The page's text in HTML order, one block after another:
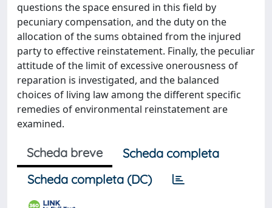
questions the space ensured in this field by
pecuniary compensation, and the duty on the
allocation of the sums obtained from the injured
party to effective reinstatement. Finally, the peculiar
attitude of the limit of excessive onerousness of
reparation is investigated, and the balanced
choices of living law among the different specific
remedies of environmental reinstatement are
examined.
Scheda breve
Scheda completa
Scheda completa (DC)